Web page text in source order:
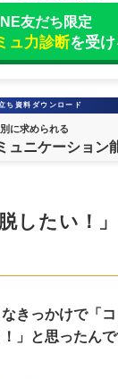
友だち限定
ュ力診断を受け
ち資料ダウンロード
に求められる
ュニケーション
したい！
きっかけで「コ
」と思ったんで